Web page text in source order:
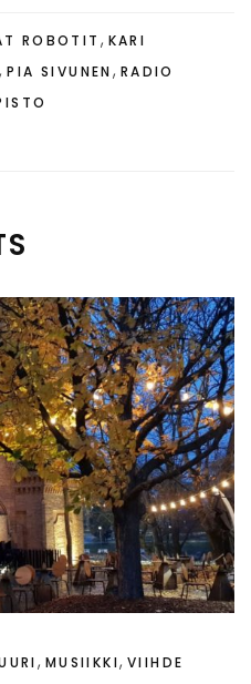
ROBOTIT , KARI
,PIA SIVUNEN , RADIO
, MUSIIKKI,VIIHDE